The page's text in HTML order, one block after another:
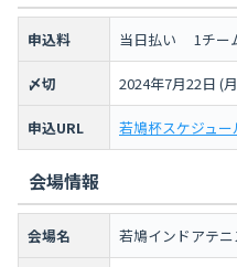
申込料 当日払い 1チー
〆切 2024年7月22日 (
申込URL 若鳩杯スケジュー
会場情報
会場名 若鳩インドアテ